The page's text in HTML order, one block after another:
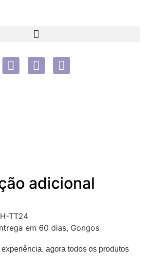
adicional
TT24
em 60 dias, Gongos
agora todos os produtos